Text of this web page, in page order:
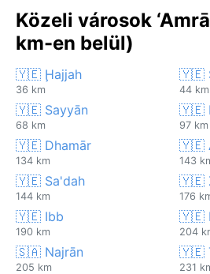
Közeli városok
km-en belül)
🇾🇪 Ḩajjah
36 km
🇾🇪
44 km
🇾🇪 Sayyān
68 km
🇾🇪
97 km
🇾🇪 Dhamār
134 km
🇾🇪
143
🇾🇪 Sa'dah
144 km
🇾🇪
176
🇾🇪 Ibb
190 km
🇾🇪
204
🇸🇦 Najrān
205 km
🇾🇪
231